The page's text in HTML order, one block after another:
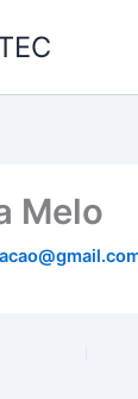
Melo